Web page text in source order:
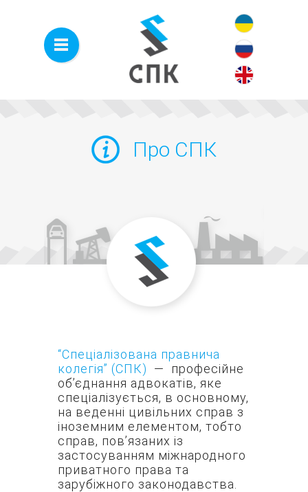
Про СПК
“Спеціалізована правнича
колегія” (СПК) — професійне
об’єднання адвокатів, яке
спеціалізується, в основному,
на веденні цивільних справ з
іноземним елементом, тобто
справ, пов’язаних із
застосуванням міжнародного
приватного права та
зарубіжного законодавства.